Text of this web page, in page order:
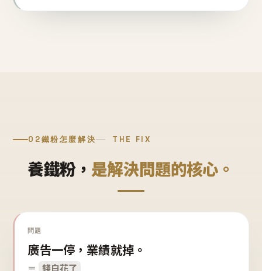
02鐵粉怎麼解決 THE FIX
養鐵粉， 是解決問題的核心。
問題
廣告一停，業績就掉。
＝ 錢白花了